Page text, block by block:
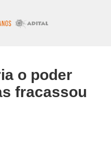
o poder
fracassou